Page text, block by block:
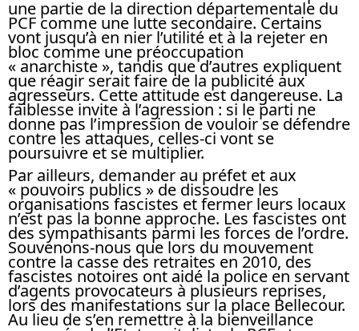
une partie de la direction départementale du
PCF comme une lutte secondaire. Certains
vont jusqu’à en nier l’utilité et à la rejeter en
bloc comme une préoccupation
« anarchiste », tandis que d’autres expliquent
que réagir serait faire de la publicité aux
agresseurs. Cette attitude est dangereuse. La
faiblesse invite à l’agression : si le parti ne
donne pas l’impression de vouloir se défendre
contre les attaques, celles-ci vont se
poursuivre et se multiplier.
Par ailleurs, demander au préfet et aux
« pouvoirs publics » de dissoudre les
organisations fascistes et fermer leurs locaux
n’est pas la bonne approche. Les fascistes ont
des sympathisants parmi les forces de l’ordre.
Souvenons-nous que lors du mouvement
contre la casse des retraites en 2010, des
fascistes notoires ont aidé la police en servant
d’agents provocateurs à plusieurs reprises,
lors des manifestations sur la place Bellecour.
Au lieu de s’en remettre à la bienveillance